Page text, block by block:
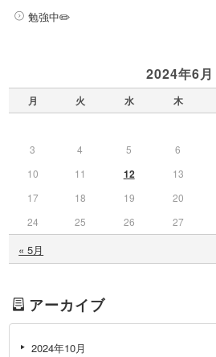
勉強中✏️
2024年6月
月 火 水 木
« 5月
3
4 5 6
10
11 12 13
17
18 19 20
24
25 26 27
アーカイブ
2024年10月